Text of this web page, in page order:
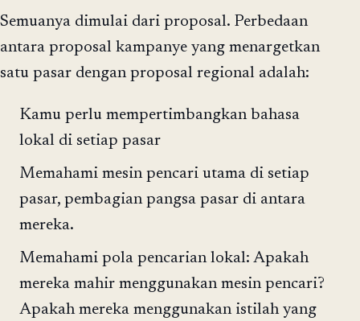
Semuanya dimulai dari proposal. Perbedaan
antara proposal kampanye yang menargetkan
satu pasar dengan proposal regional adalah:
Kamu perlu mempertimbangkan bahasa
lokal di setiap pasar
Memahami mesin pencari utama di setiap
pasar, pembagian pangsa pasar di antara
mereka.
Memahami pola pencarian lokal: Apakah
mereka mahir menggunakan mesin pencari?
Apakah mereka menggunakan istilah yang